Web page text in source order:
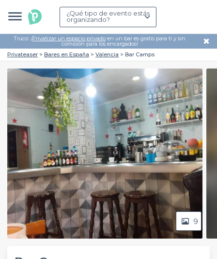
¿Qué tipo de evento estás
organizando?
Truco: ¡Privatizar un espacio privado en un bar es gratis para ti y sin
comisión para los encargados! ✖
Privateaser Bares en España Valencia Bar Camps
9